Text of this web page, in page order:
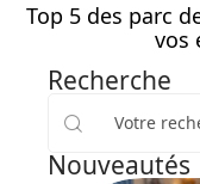
Top 5 des parc
vos
Recherche
Nouveautés